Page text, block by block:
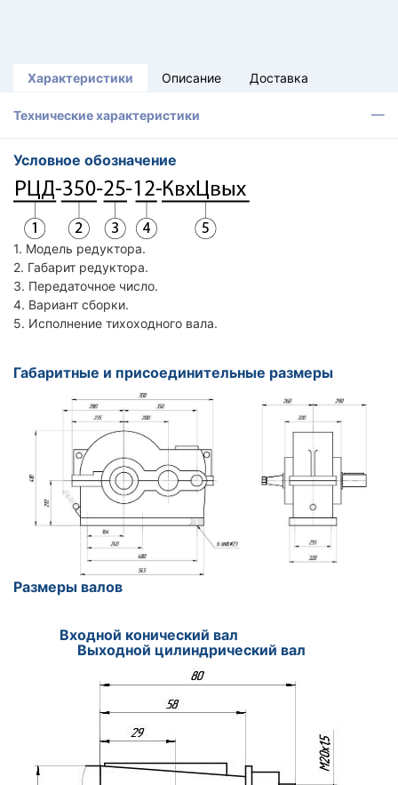
Характеристики Описание Доставка
Технические характеристики
Условное обозначение
1. Модель редуктора.
2. Габарит редуктора.
3. Передаточное число.
4. Вариант сборки.
5. Исполнение тихоходного вала.
Габаритные и присоединительные размеры
Размеры валов
Входной конический вал
Выходной цилиндрический вал